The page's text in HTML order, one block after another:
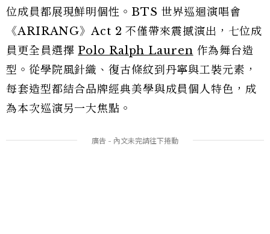
位成員都展現鮮明個性。BTS 世界巡迴演唱會
《ARIRANG》Act 2 不僅帶來震撼演出，七位成
員更全員選擇 Polo Ralph Lauren 作為舞台造
型。從學院風針織、復古條紋到丹寧與工裝元素，
每套造型都結合品牌經典美學與成員個人特色，成
為本次巡演另一大焦點。